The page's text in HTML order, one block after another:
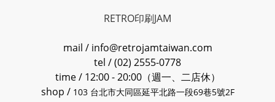
RETRO印刷JAM
mail / info@retrojamtaiwan.com
tel / (02) 2555-0778
time / 12:00 - 20:00（週一、二店休）
shop / 103 台北市大同區延平北路一段69巷5號2F